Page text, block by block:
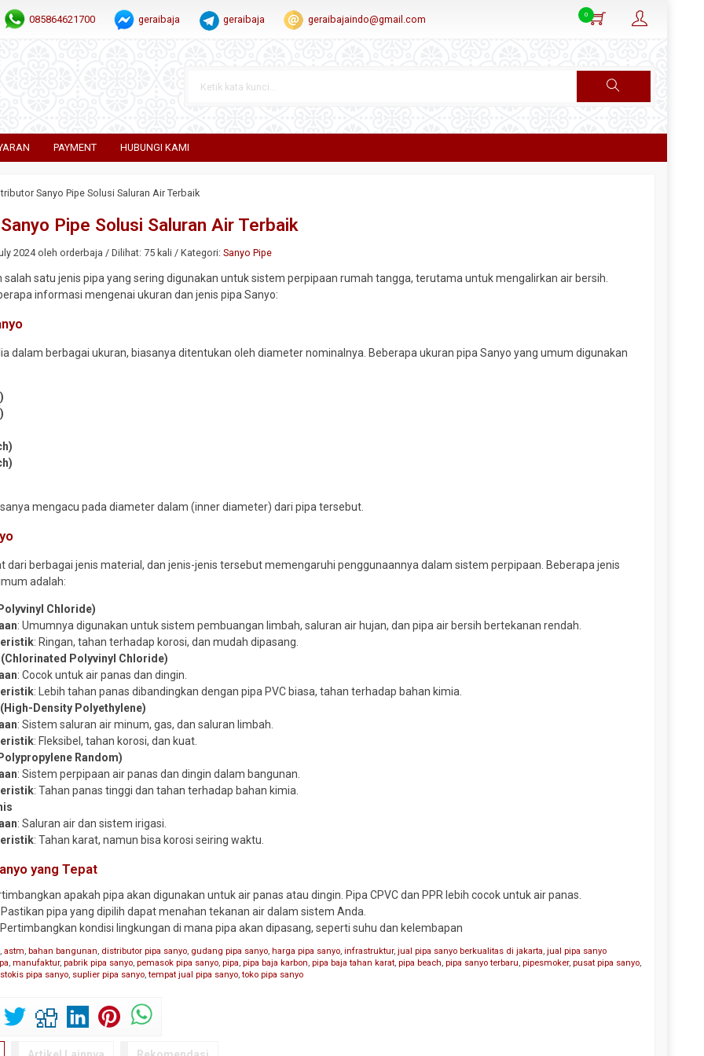
085864621700 geraibaja geraibaja geraibajaindo@gmail.com 0
PAYMENT HUBUNGI KAMI
Sanyo Pipe Solusi Saluran Air Terbaik
Pipe Solusi Saluran Air Terbaik
2024 oleh orderbaja / Dilihat: 75 kali / Kategori:Sanyo Pipe
salah satu jenis pipa yang sering digunakan untuk sistem perpipaan rumah tangga, terutama untuk mengalirkan air bersih.
informasi mengenai ukuran dan jenis pipa Sanyo:
dalam berbagai ukuran, biasanya ditentukan oleh diameter nominalnya. Beberapa ukuran pipa Sanyo yang umum digunakan
mengacu pada diameter dalam (inner diameter) dari pipa tersebut.
dari berbagai jenis material, dan jenis-jenis tersebut memengaruhi penggunaannya dalam sistem perpipaan. Beberapa jenis
adalah:
Chloride)
: Umumnya digunakan untuk sistem pembuangan limbah, saluran air hujan, dan pipa air bersih bertekanan rendah.
: Ringan, tahan terhadap korosi, dan mudah dipasang.
(Chlorinated Polyvinyl Chloride)
: Cocok untuk air panas dan dingin.
: Lebih tahan panas dibandingkan dengan pipa PVC biasa, tahan terhadap bahan kimia.
(High-Density Polyethylene)
: Sistem saluran air minum, gas, dan saluran limbah.
: Fleksibel, tahan korosi, dan kuat.
Random)
: Sistem perpipaan air panas dan dingin dalam bangunan.
: Tahan panas tinggi dan tahan terhadap bahan kimia.
: Saluran air dan sistem irigasi.
: Tahan karat, namun bisa korosi seiring waktu.
yang Tepat
apakah pipa akan digunakan untuk air panas atau dingin. Pipa CPVC dan PPR lebih cocok untuk air panas.
Pastikan pipa yang dipilih dapat menahan tekanan air dalam sistem Anda.
Pertimbangkan kondisi lingkungan di mana pipa akan dipasang, seperti suhu dan kelembapan
,astm, bahan bangunan, distributor pipa sanyo, gudang pipa sanyo, harga pipa sanyo,infrastruktur,jual pipa sanyo berkualitas di jakarta,jual pipa sanyo
,manufaktur,pabrik pipa sanyo,pemasok pipa sanyo,pipa,pipa baja karbon,pipa baja tahan karat,pipa beach,pipa sanyo terbaru,pipesmoker,pusat pipa sanyo,
stokis pipa sanyo,suplier pipa sanyo,tempat jual pipa sanyo,toko pipa sanyo